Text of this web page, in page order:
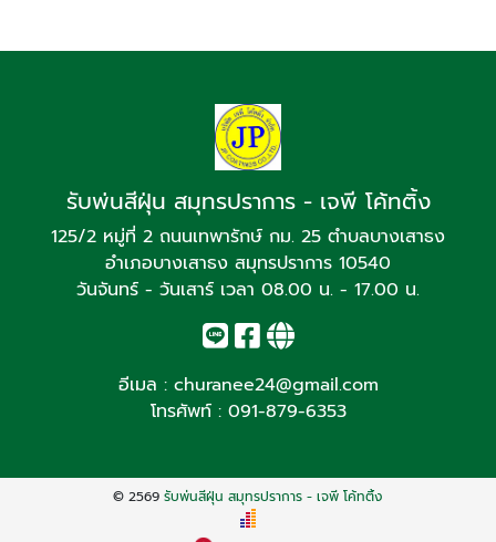
รับพ่นสีฝุ่น สมุทรปราการ - เจพี โค้ทติ้ง
125/2 หมู่ที่ 2 ถนนเทพารักษ์ กม. 25 ตำบลบางเสาธง
อำเภอบางเสาธง สมุทรปราการ 10540
วันจันทร์ - วันเสาร์ เวลา 08.00 น. - 17.00 น.
อีเมล : churanee24@gmail.com
โทรศัพท์ : 091-879-6353
© 2569รับพ่นสีฝุ่น สมุทรปราการ - เจพี โค้ทติ้ง